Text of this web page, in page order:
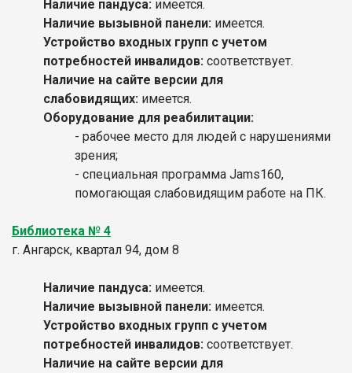
Наличие пандуса: имеется.
Наличие вызывной панели: имеется.
Устройство входных групп с учетом
потребностей инвалидов: соответствует.
Наличие на сайте версии для
слабовидящих: имеется.
Оборудование для реабилитации:
- рабочее место для людей с нарушениями
зрения;
- специальная программа Jams160,
помогающая слабовидящим работе на ПК.
Библиотека № 4
г. Ангарск, квартал 94, дом 8
Наличие пандуса: имеется.
Наличие вызывной панели: имеется.
Устройство входных групп с учетом
потребностей инвалидов: соответствует.
Наличие на сайте версии для